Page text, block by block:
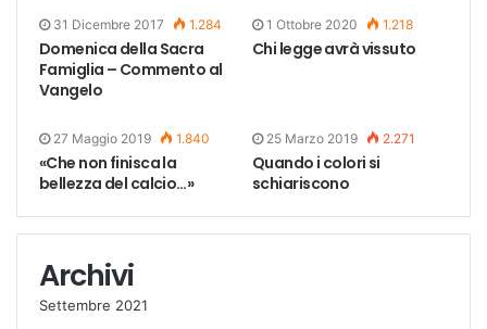
31 Dicembre 2017 1.284
Domenica della Sacra
Famiglia – Commento al
Vangelo
1 Ottobre 2020 1.218
Chi legge avrà vissuto
27 Maggio 2019 1.840
«Che non finisca la
bellezza del calcio…»
25 Marzo 2019 2.271
Quando i colori si
schiariscono
Archivi
Settembre 2021